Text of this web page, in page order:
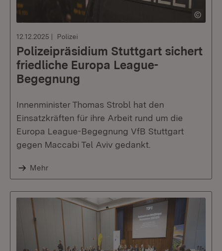
12.12.2025 Polizei
Polizeipräsidium Stuttgart sichert
friedliche Europa League-
Begegnung
Innenminister Thomas Strobl hat den
Einsatzkräften für ihre Arbeit rund um die
Europa League-Begegnung VfB Stuttgart
gegen Maccabi Tel Aviv gedankt.
Mehr